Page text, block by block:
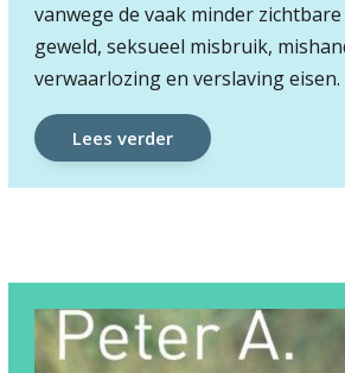
vanwege de vaak minder
geweld, seksueel misbruik,
verwaarlozing en verslaving eisen.
Lees verder